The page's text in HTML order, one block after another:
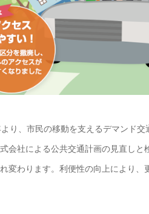
り、市民の移動を支えるデマンド交
会社による公共交通計画の見直し
変わります。利便性の向上により